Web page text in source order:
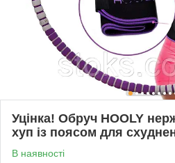
Уцінка! Обруч HOOLY
хуп із поясом для
В наявності